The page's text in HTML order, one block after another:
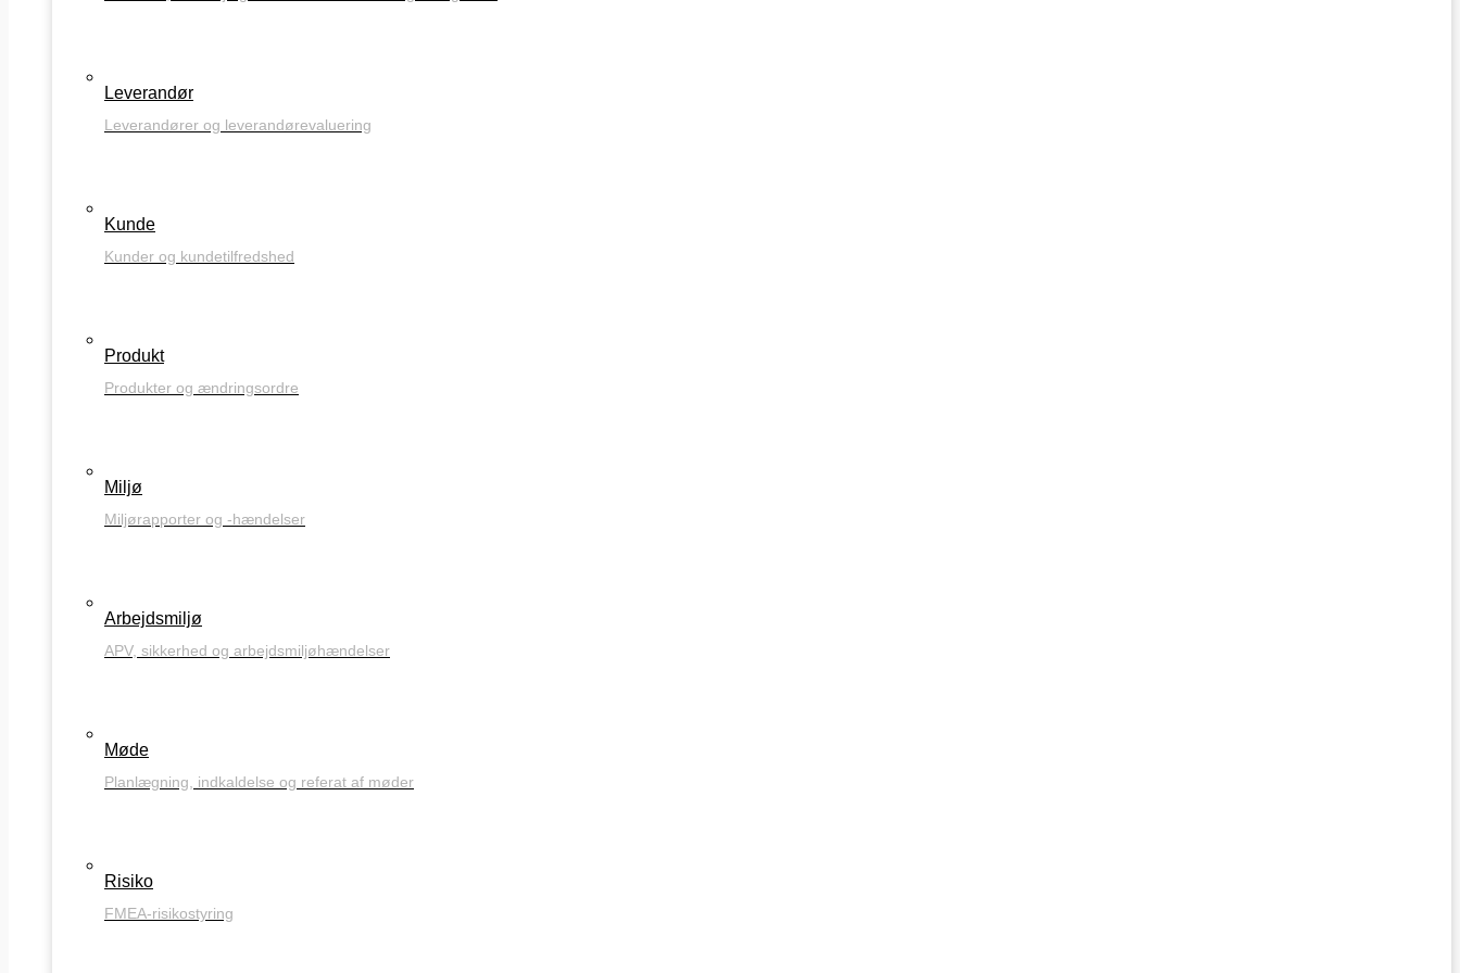
Leverandør
Leverandører og leverandørevaluering
Kunde
Kunder og kundetilfredshed
Produkt
Produkter og ændringsordre
Miljø
Miljørapporter og -hændelser
Arbejdsmiljø
APV, sikkerhed og arbejdsmiljøhændelser
Møde
Planlægning, indkaldelse og referat af møder
Risiko
FMEA-risikostyring